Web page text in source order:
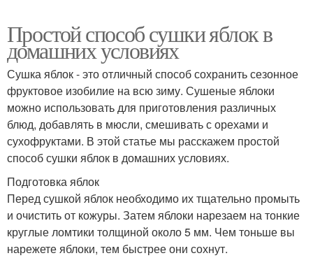
Простой способ сушки яблок в
домашних условиях
Сушка яблок - это отличный способ сохранить сезонное
фруктовое изобилие на всю зиму. Сушеные яблоки
можно использовать для приготовления различных
блюд, добавлять в мюсли, смешивать с орехами и
сухофруктами. В этой статье мы расскажем простой
способ сушки яблок в домашних условиях.
Подготовка яблок
Перед сушкой яблок необходимо их тщательно промыть
и очистить от кожуры. Затем яблоки нарезаем на тонкие
круглые ломтики толщиной около 5 мм. Чем тоньше вы
нарежете яблоки, тем быстрее они сохнут.